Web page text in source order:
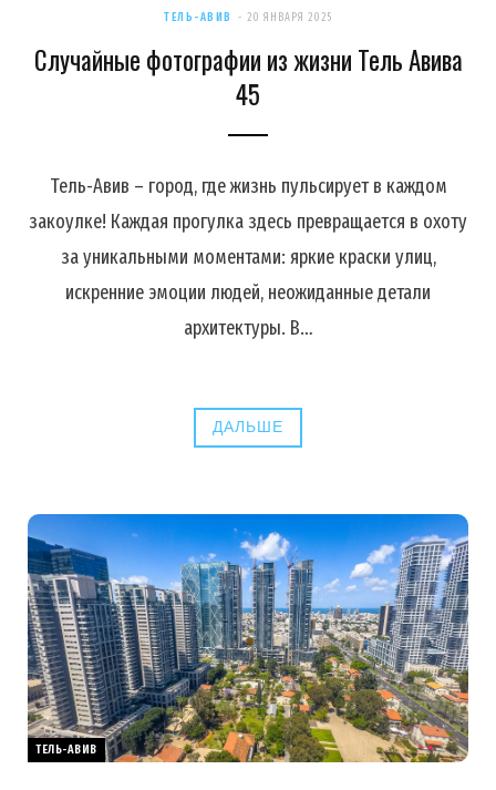
ТЕЛЬ-АВИВ 20 ЯНВАРЯ 2025
Случайные фотографии из жизни Тель Авива
45
Тель-Авив – город, где жизнь пульсирует в каждом
закоулке! Каждая прогулка здесь превращается в охоту
за уникальными моментами: яркие краски улиц,
искренние эмоции людей, неожиданные детали
архитектуры. В…
ДАЛЬШЕ
ТЕЛЬ-АВИВ